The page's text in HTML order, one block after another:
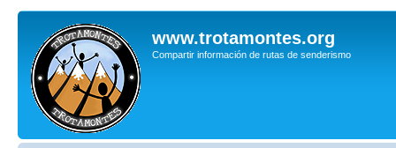
www.trotamontes.org
Compartir información de rutas de senderismo